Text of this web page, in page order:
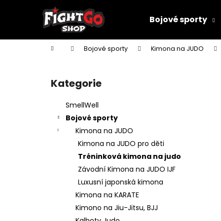
Bojové sporty
Domů Bojové sporty Kimona na JUDO
Přeskočit
kategorie
Kategorie
SmellWell
Bojové sporty
Kimona na JUDO
Kimona na JUDO pro děti
Tréninková kimona na judo
Závodní Kimona na JUDO IJF
Luxusní japonská kimona
Kimona na KARATE
Kimono na Jiu-Jitsu, BJJ
í
Zpět
do
Zpět
do
DĚTSKÉ KIMONO NA JUDO MIFUNE